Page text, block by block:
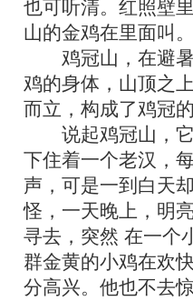
也可听清。红照壁
山的金鸡在里面叫。
鸡冠山，在避暑
鸡的身体，山顶之
而立，构成了鸡冠的
说起鸡冠山，它
下住着一个老汉，
声，可是一到白天
怪，一天晚上，明
寻去，突然 在一个
群金黄的小鸡在欢
分高兴。他也不去